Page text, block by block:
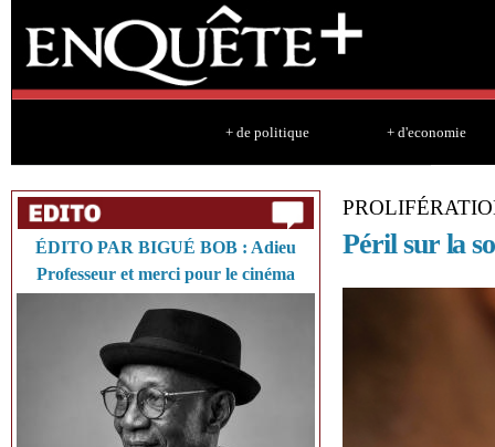
+ de politique + d'economie
ÉDITO PAR BIGUÉ BOB : Adieu
Professeur et merci pour le cinéma
Péril sur la